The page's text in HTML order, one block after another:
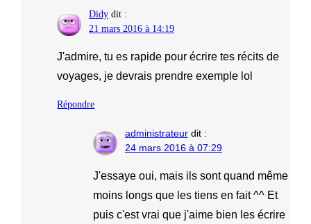
Didy dit :
21 mars 2016 à 14:19
J'admire, tu es rapide pour écrire tes récits de
voyages, je devrais prendre exemple lol
Répondre
administrateur dit :
24 mars 2016 à 07:29
J'essaye oui, mais ils sont quand même
moins longs que les tiens en fait ^^ Et
puis c'est vrai que j'aime bien les écrire